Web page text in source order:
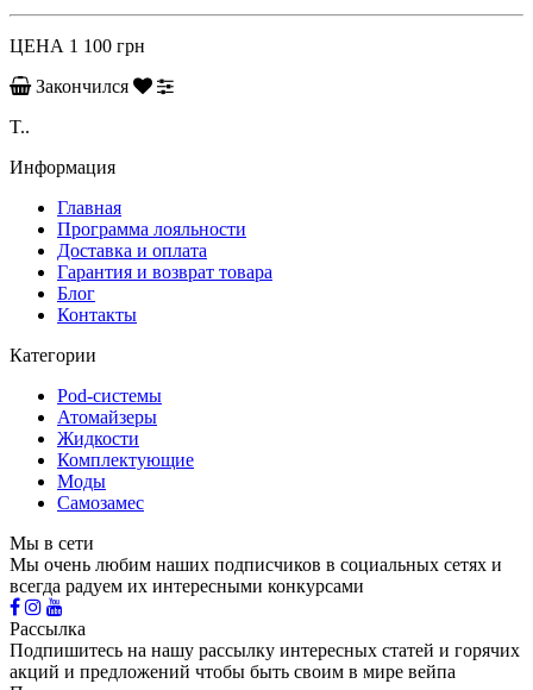
ЦЕНА 1 100 грн
Закончился
T..
Информация
Главная
Программа лояльности
Доставка и оплата
Гарантия и возврат товара
Блог
Контакты
Категории
Pod-системы
Атомайзеры
Жидкости
Комплектующие
Моды
Самозамес
Мы в сети
Мы очень любим наших подписчиков в социальных сетях и
всегда радуем их интересными конкурсами
Рассылка
Подпишитесь на нашу рассылку интересных статей и горячих
акций и предложений чтобы быть своим в мире вейпа